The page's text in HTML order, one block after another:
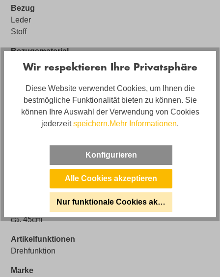
Bezug
Leder
Stoff
Bezugsmaterial
Leder Happy
Artikel Bezeichnung
Koinor Designer Sessel inkl. Drehfunktion
Stilrichtung
Artikelabmessungen
Breite: ca. 84cm, Tiefe: ca. 80cm, Höhe: ca. 81cm
ca. 45cm
Artikelfunktionen
Drehfunktion
Marke
Wir respektieren Ihre Privatsphäre
Diese Website verwendet Cookies, um Ihnen die
bestmögliche Funktionalität bieten zu können. Sie
können Ihre Auswahl der Verwendung von Cookies
jederzeitspeichern.Mehr Informationen.
Konfigurieren
Alle Cookies akzeptieren
Nur funktionale Cookies akzeptieren